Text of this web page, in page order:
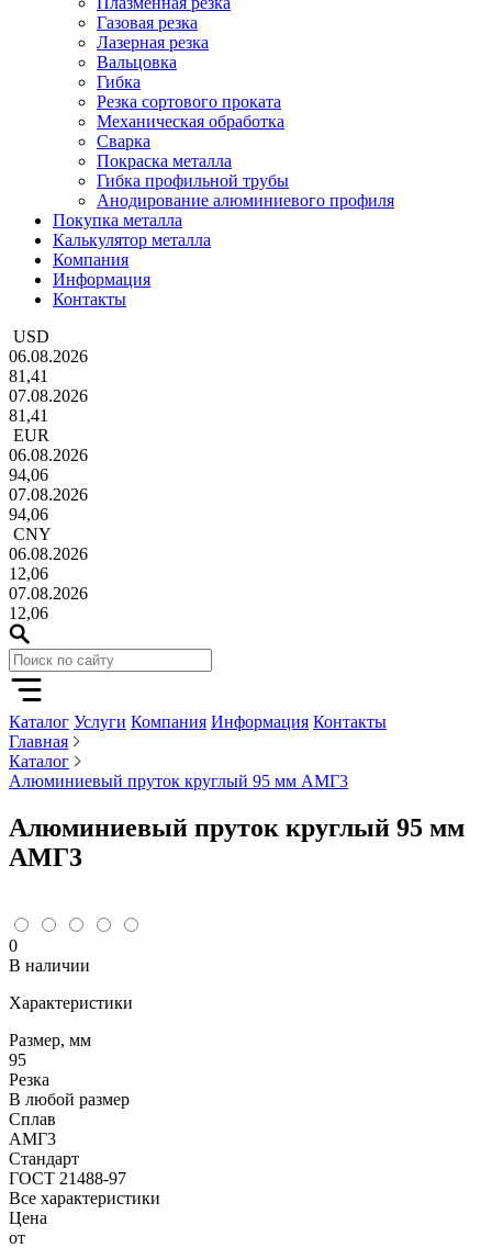
Газовая резка
Лазерная резка
Вальцовка
Гибка
Резка сортового проката
Механическая обработка
Сварка
Покраска металла
Гибка профильной трубы
Анодирование алюминиевого профиля
Покупка металла
Калькулятор металла
Компания
Информация
Контакты
USD
06.08.2026
81,41
07.08.2026
81,41
EUR
06.08.2026
94,06
07.08.2026
94,06
CNY
06.08.2026
12,06
07.08.2026
12,06
Каталог Услуги Компания Информация Контакты
Главная
Каталог
Алюминиевый пруток круглый 95 мм АМГ3
Алюминиевый пруток круглый 95 мм
АМГ3
0
В наличии
Характеристики
Размер, мм
95
Резка
В любой размер
Сплав
АМГ3
Стандарт
ГОСТ 21488-97
Все характеристики
Цена
от